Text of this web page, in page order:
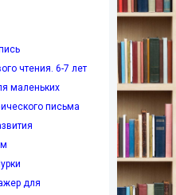
чтения. 6-7 лет
маленьких
письма
для